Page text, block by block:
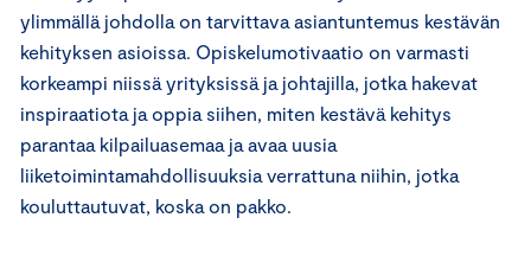
ylimmällä johdolla on tarvittava asiantuntemus kestävän
kehityksen asioissa. Opiskelumotivaatio on varmasti
korkeampi niissä yrityksissä ja johtajilla, jotka hakevat
inspiraatiota ja oppia siihen, miten kestävä kehitys
parantaa kilpailuasemaa ja avaa uusia
liiketoimintamahdollisuuksia verrattuna niihin, jotka
kouluttautuvat, koska on pakko.